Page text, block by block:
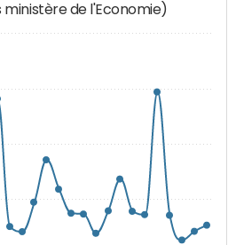
ministère de l'Economie)